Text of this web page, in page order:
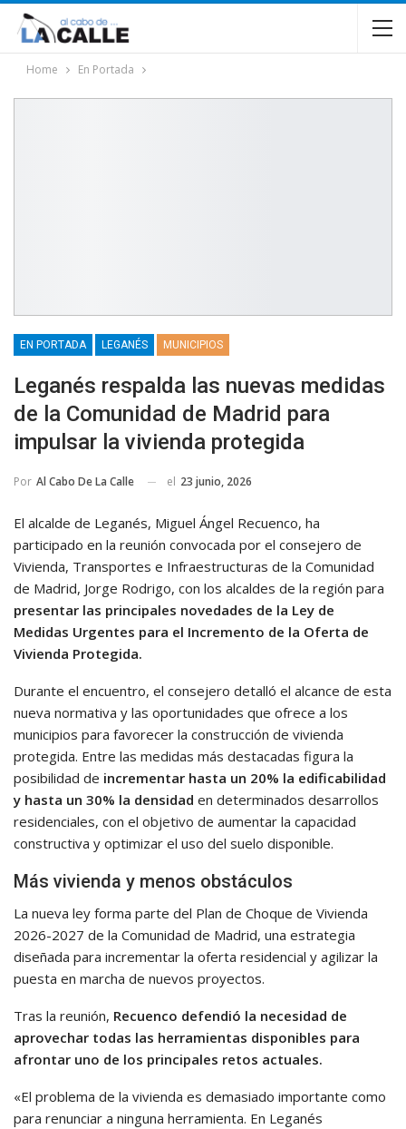
Home En Portada
EN PORTADA LEGANÉS MUNICIPIOS
Leganés respalda las nuevas medidas
de la Comunidad de Madrid para
impulsar la vivienda protegida
Por Al Cabo De La Calle el 23 junio, 2026
El alcalde de Leganés, Miguel Ángel Recuenco, ha
participado en la reunión convocada por el consejero de
Vivienda, Transportes e Infraestructuras de la Comunidad
de Madrid, Jorge Rodrigo, con los alcaldes de la región para
presentar las principales novedades de la Ley de
Medidas Urgentes para el Incremento de la Oferta de
Vivienda Protegida.
Durante el encuentro, el consejero detalló el alcance de esta
nueva normativa y las oportunidades que ofrece a los
municipios para favorecer la construcción de vivienda
protegida. Entre las medidas más destacadas figura la
posibilidad de incrementar hasta un 20% la edificabilidad
y hasta un 30% la densidad en determinados desarrollos
residenciales, con el objetivo de aumentar la capacidad
constructiva y optimizar el uso del suelo disponible.
Más vivienda y menos obstáculos
La nueva ley forma parte del Plan de Choque de Vivienda
2026-2027 de la Comunidad de Madrid, una estrategia
diseñada para incrementar la oferta residencial y agilizar la
puesta en marcha de nuevos proyectos.
Tras la reunión, Recuenco defendió la necesidad de
aprovechar todas las herramientas disponibles para
afrontar uno de los principales retos actuales.
«El problema de la vivienda es demasiado importante como
para renunciar a ninguna herramienta. En Leganés